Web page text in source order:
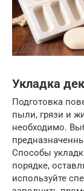
Укладка
Подготовка
пыли, грязи и
необходимо.
Способы
порядке,
используйте